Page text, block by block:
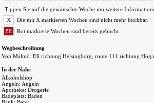
Tippen Sie auf die gewünschte Woche um weitere
X
Die mit X markierten Wochen sind nicht mehr buchbar.
88
Rot markierte Wochen sind bereits gebucht.
Wegbeschreibung
Von Malmö: E6 richtung Helsingborg, route 111 richtung
In der Nähe
Alkoholshop
Angeln: Angeln
Apotheke: Drogerie
Badeplatz: Baden